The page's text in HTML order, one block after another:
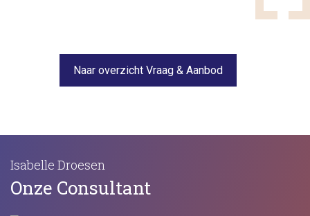
Naar overzicht Vraag & Aanbod
Isabelle Droesen
Onze Consultant